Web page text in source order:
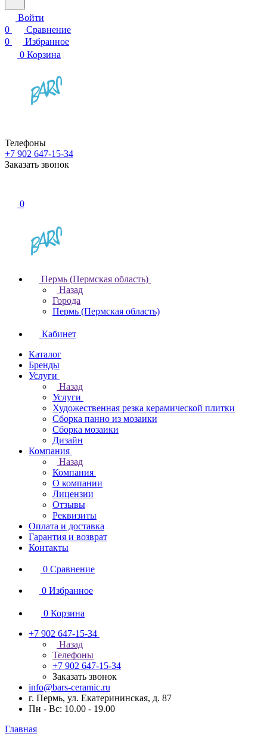
Войти
0
Сравнение
0
Избранное
0 Корзина
Телефоны
+7 902 647-15-34
Заказать звонок
0
Пермь (Пермская область)
Назад
Города
Пермь (Пермская область)
Кабинет
Каталог
Бренды
Услуги
Назад
Услуги
Художественная резка керамической плитки
Сборка панно из мозаики
Сборка мозаики
Дизайн
Компания
Назад
Компания
О компании
Лицензии
Отзывы
Реквизиты
Оплата и доставка
Гарантия и возврат
Контакты
0 Сравнение
0 Избранное
0 Корзина
+7 902 647-15-34
Назад
Телефоны
+7 902 647-15-34
Заказать звонок
info@bars-ceramic.ru
г. Пермь, ул. Екатерининская, д. 87
Пн - Вс: 10.00 - 19.00
Главная